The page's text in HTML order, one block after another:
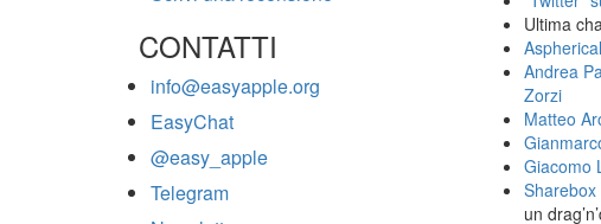
CONTATTI
info@easyapple.org
EasyChat
@easy_apple
Telegram
Ultima
Aspherical
Andrea
Zorzi
Matteo
Giacomo
Sharebox
un